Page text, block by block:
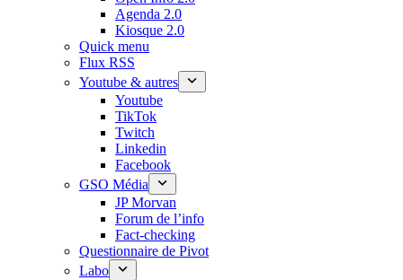
Agenda 2.0
Kiosque 2.0
Quick menu
Flux RSS
Youtube & autres
Youtube
TikTok
Twitch
Linkedin
Facebook
GSO Média
JP Morvan
Forum de l’info
Fact-checking
Questionnaire de Pivot
Labo